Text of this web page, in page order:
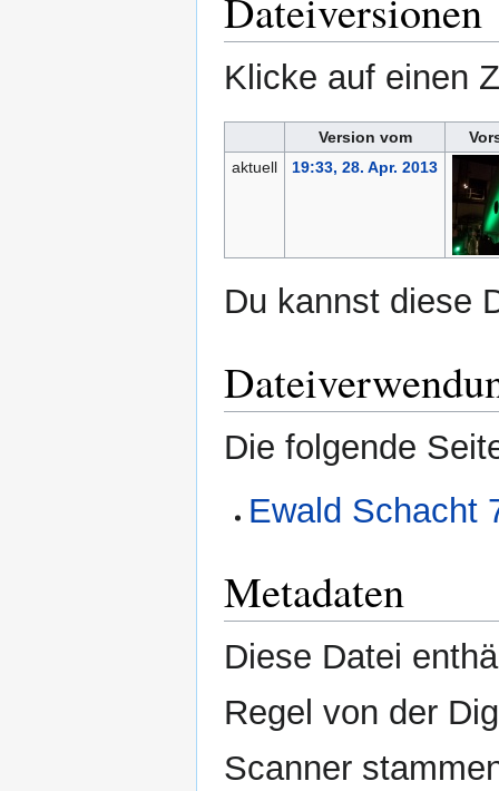
Dateiversionen
Klicke auf einen
Version vom
aktuell
19:33, 28. Apr. 2013
Du kannst diese
Die folgende
Ewald Schacht
Metadaten
Diese Datei
Regel von der
Scanner